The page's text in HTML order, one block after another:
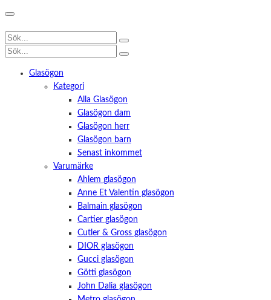
Glasögon
Kategori
Alla Glasögon
Glasögon dam
Glasögon herr
Glasögon barn
Senast inkommet
Varumärke
Ahlem glasögon
Anne Et Valentin glasögon
Balmain glasögon
Cartier glasögon
Cutler & Gross glasögon
DIOR glasögon
Gucci glasögon
Götti glasögon
John Dalia glasögon